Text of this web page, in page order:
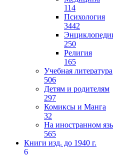
114
Психология
3442
250
Религия
165
Учебная литература
506
Детям и родителям
297
Комиксы и Манга
32
На иностранном
565
Книги изд. до 1940 г.
6